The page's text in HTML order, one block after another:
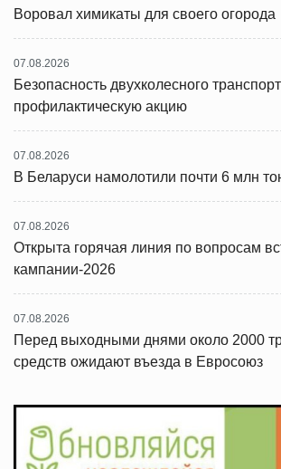
Воровал химикаты для своего огорода
07.08.2026
Безопасность двухколесного
профилактическую акцию
07.08.2026
В Беларуси намолотили почти 6 млн
07.08.2026
Открыта горячая линия по вопросам
кампании-2026
07.08.2026
Перед выходными днями около 2000
средств ожидают въезда в Евросоюз